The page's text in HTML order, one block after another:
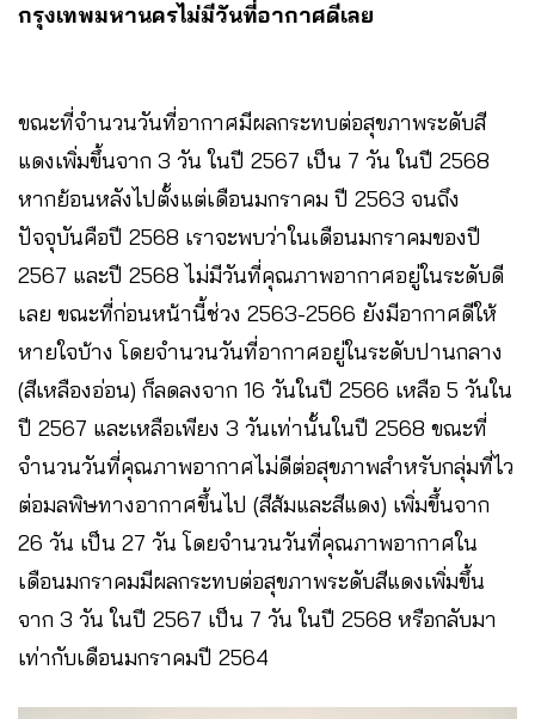
กรุงเทพมหานครไม่มีวันที่อากาศดีเลย
ขณะที่จำนวนวันที่อากาศมีผลกระทบต่อสุขภาพระดับสี
แดงเพิ่มขึ้นจาก 3 วัน ในปี 2567 เป็น 7 วัน ในปี 2568
หากย้อนหลังไปตั้งแต่เดือนมกราคม ปี 2563 จนถึง
ปัจจุบันคือปี 2568 เราจะพบว่าในเดือนมกราคมของปี
2567 และปี 2568 ไม่มีวันที่คุณภาพอากาศอยู่ในระดับดี
เลย ขณะที่ก่อนหน้านี้ช่วง 2563-2566 ยังมีอากาศดีให้
หายใจบ้าง โดยจำนวนวันที่อากาศอยู่ในระดับปานกลาง
(สีเหลืองอ่อน) ก็ลดลงจาก 16 วันในปี 2566 เหลือ 5 วันใน
ปี 2567 และเหลือเพียง 3 วันเท่านั้นในปี 2568 ขณะที่
จำนวนวันที่คุณภาพอากาศไม่ดีต่อสุขภาพสำหรับกลุ่มที่ไว
ต่อมลพิษทางอากาศขึ้นไป (สีส้มและสีแดง) เพิ่มขึ้นจาก
26 วัน เป็น 27 วัน โดยจำนวนวันที่คุณภาพอากาศใน
เดือนมกราคมมีผลกระทบต่อสุขภาพระดับสีแดงเพิ่มขึ้น
จาก 3 วัน ในปี 2567 เป็น 7 วัน ในปี 2568 หรือกลับมา
เท่ากับเดือนมกราคมปี 2564